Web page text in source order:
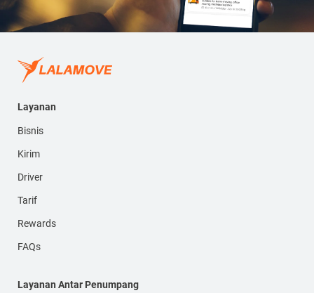
Layanan
Bisnis
Kirim
Driver
Tarif
Rewards
FAQs
Layanan Antar Penumpang